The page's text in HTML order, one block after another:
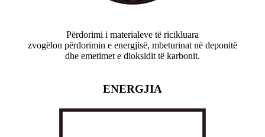
Përdorimi i materialeve të ricikluara
zvogëlon përdorimin e energjisë, mbeturinat në deponitë
dhe emetimet e dioksidit të karbonit.
ENERGJIA